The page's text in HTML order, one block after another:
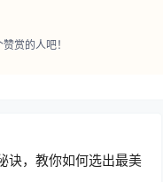
赏的人吧！
诀，教你如何选出最美